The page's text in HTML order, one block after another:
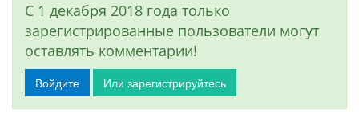
С 1 декабря 2018 года только
зарегистрированные пользователи могут
оставлять комментарии!
Войдите Или зарегистрируйтесь